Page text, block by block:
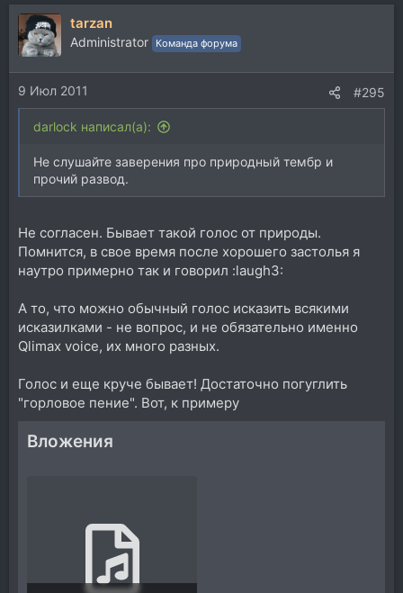
tarzan
Administrator Команда форума
9 Июл 2011 #295
darlock написал(а):
Не слушайте заверения про природный тембр и
прочий развод.
Не согласен. Бывает такой голос от природы.
Помнится, в свое время после хорошего застолья я
наутро примерно так и говорил :laugh3:
А то, что можно обычный голос исказить всякими
исказилками - не вопрос, и не обязательно именно
Qlimax voice, их много разных.
Голос и еще круче бывает! Достаточно погуглить
"горловое пение". Вот, к примеру
Вложения